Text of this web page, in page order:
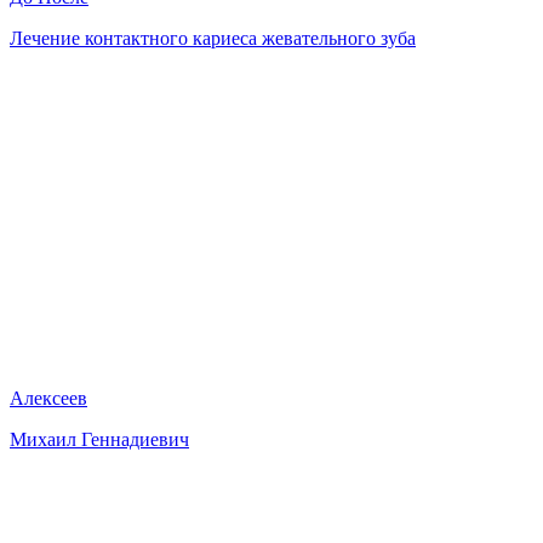
Лечение контактного кариеса жевательного зуба
Алексеев
Михаил Геннадиевич